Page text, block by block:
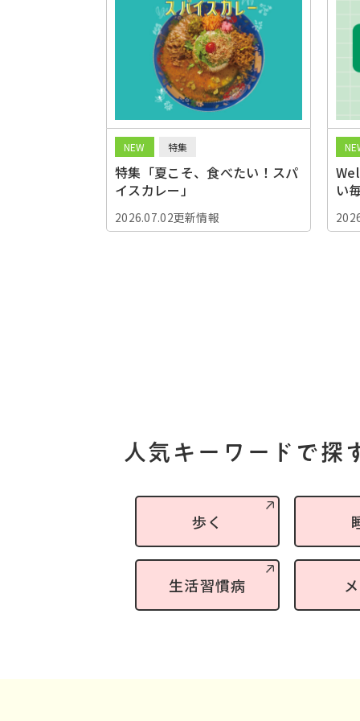
NEW 特集
特集「夏こそ、食べたい！スパ
イスカレー」
2026.07.02更新情報
い
人気キーワードで探
歩く
生活習慣病